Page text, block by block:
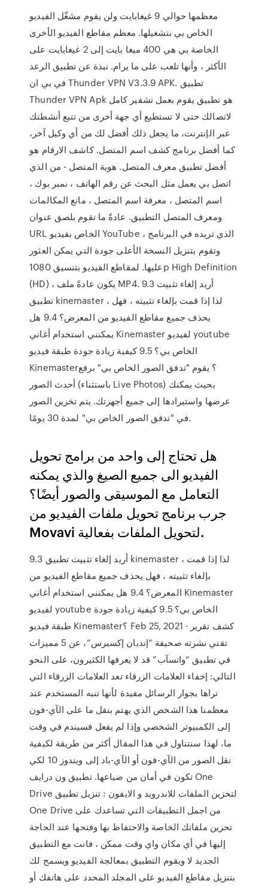
معظمها حوالي 9 غيغابايت ولن يقوم مشغّل الفيديو
الخاص بي بتشغيلها. معظم مقاطع الفيديو الأخرى
الخاصة بي هي 400 ميغا بايت إلى 2 غيغابايت على
الأكثر ، وأنها تلعب على ما يرام. نبذة عن تطبيق الرعد
في بي ان Thunder VPN V3.3.9 APK. تطبيق
Thunder VPN Apk هو تطبيق يقوم بعمل تشفير كامل
لاتصالك حتى لا تستطيع أي جهة أخرى من تتبع أنشطتك
عبر الإنترنت، ما يجعل ذلك أفضل لك من أي وكيل آخر،
كما أفضل برنامج كشف اسم المتصل. كاشف الارقام هو
أفضل تطبيق معرف المتصل. هوية المتصل - من الذي
اتصل بي يعمل مثل البحث عن رقم الهاتف ، نمبر بوك ،
اسم المتصل ، معرفة اسم المتصل ، مانع المكالمات
ومعرف المتصل التطبيق. عادةً ما تقوم بلصق عنوان
URL الخاص بفيديو YouTube الذي تريده في البرنامج ،
وتقوم بتنزيل النسخة الأعلى جودة التي يمكن العثور
عليها. لمقاطع الفيديو بتنسيق 1080p High Definition
(HD) ، يكون عادةً ملف MP4. 9.3 أريد إلغاء تثبيت
تطبيق kinemaster ، لذا إذا قمت بإلغاء تثبيته ، فهل
يحذف جميع مقاطع الفيديو من المعرض؟ 9.4 هل
يمكنني استخدام أغاني Kinemaster لفيديو youtube
الخاص بي؟ 9.5 كيفية زيادة جودة طبقة فيديو
Kinemaster؟ يقوم "تدفق الصور الخاص بي" برفع
أحدث الصور (باستثناء Live Photos) بحيث يمكنك
عرضها واستيرادها إلى جميع أجهزتك. يتم تخزين الصور
في "تدفق الصور الخاص بي" لمدة 30 يومًا.
هل تحتاج إلى واحد من برامج تحويل
الفيديو الى جميع الصيغ والذي يمكنه
التعامل مع الموسيقى والصور أيضًا؟
جرب برنامج تحويل ملفات الفيديو من
Movavi لتحويل الملفات بفعالية.
9.3 أريد إلغاء تثبيت تطبيق kinemaster ، لذا إذا قمت
بإلغاء تثبيته ، فهل يحذف جميع مقاطع الفيديو من
المعرض؟ 9.4 هل يمكنني استخدام أغاني Kinemaster
لفيديو youtube الخاص بي؟ 9.5 كيفية زيادة جودة
طبقة فيديو Kinemaster؟ Feb 25, 2021 · كشف تقرير
تقني نشرته صحيفة “إنديان إكسبرس”، عن 5 مميزات
في تطبيق “واتسآب” قد لا يعرفها الكثيرون، على النحو
التالي: إخفاء العلامات الزرقاء تعد العلامات الزرقاء التي
تراها بجوار الرسائل مفيدة لأنها تنبه المستخدم عند
معظمنا هذا الشخص الذي يهتم بنقل ما على الآي-فون
إلى الكمبيوتر الشخصي وإذا لم يفعل فسيندم في وقت
ما، لهذا سنتناول في هذا المقال أكثر من طريقة لكيفية
نقل الصور من الآي-فون أو الآي-باد إلى ويندوز 10 لكي
تكون في أمان من ضياعها. تطبيق ون درايف One
Drive لتخزين الملفات للاندرويد و الايفون : تنزيل تطبيق
One Drive من اجمل التطبيقات التي تساعدك على
تحزين ملفاتك الخاصة والاحتفاظ بها وفتحها عند الحاجة
إليها في أي مكان واي وقت ممكن ، فانت مع التطبيق
الجديد لا ويقوم التطبيق بمعالجة الفيديو ويسمح لك
بتنزيل مقاطع الفيديو على المجلد المحدد على هاتفك أو